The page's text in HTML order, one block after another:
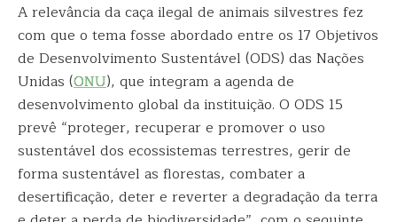
A relevância da caça ilegal de animais silvestres fez
com que o tema fosse abordado entre os 17 Objetivos
de Desenvolvimento Sustentável (ODS) das Nações
Unidas (ONU), que integram a agenda de
desenvolvimento global da instituição. O ODS 15
prevê “proteger, recuperar e promover o uso
sustentável dos ecossistemas terrestres, gerir de
forma sustentável as florestas, combater a
desertificação, deter e reverter a degradação da terra